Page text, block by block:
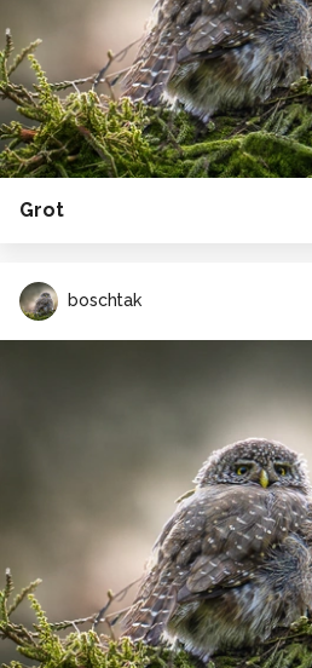
Grot
boschtak